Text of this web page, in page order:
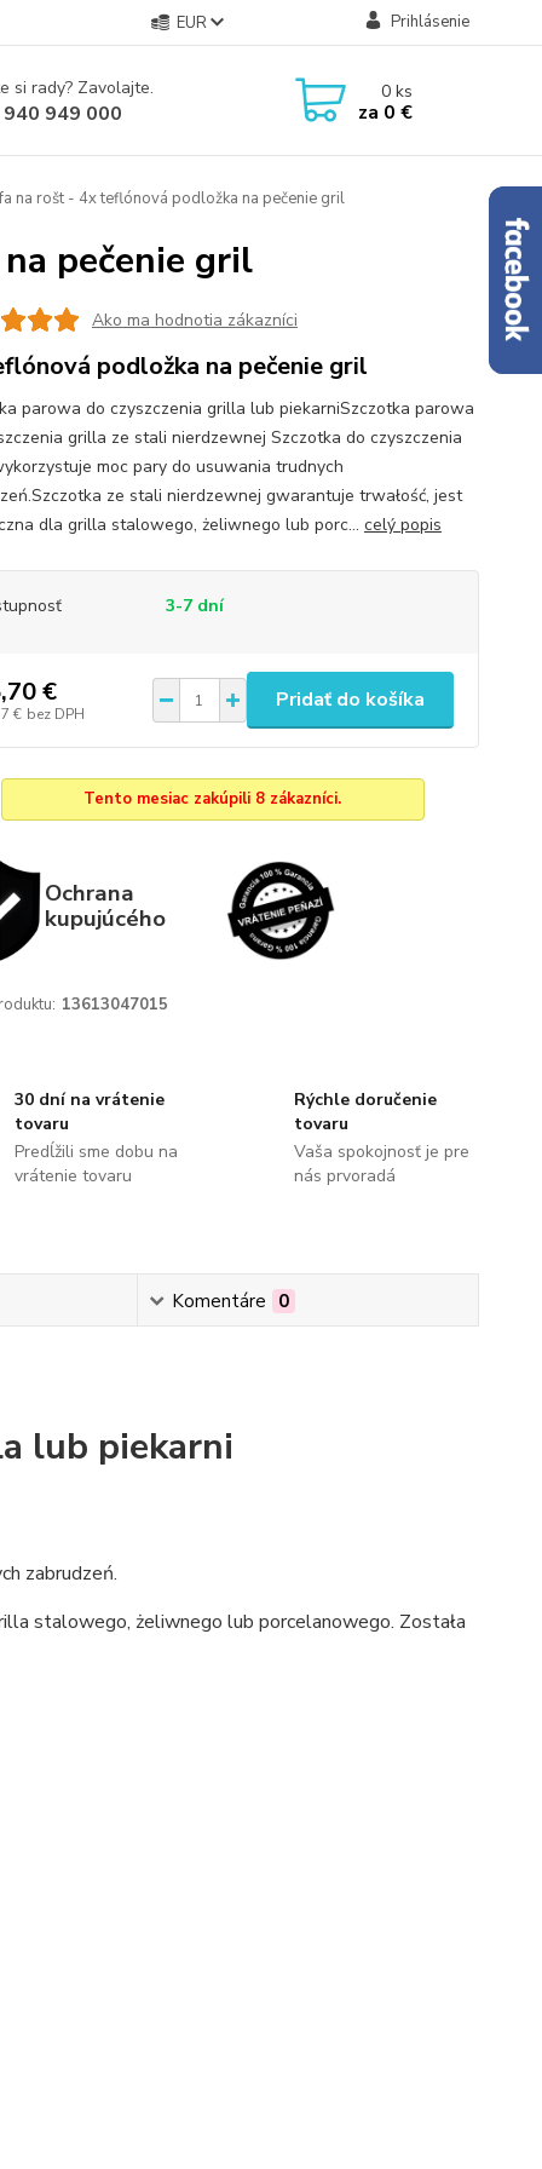
EUR Prihlásenie
si rady? Zavolajte.
949 000
0ks
za 0 €
na rošt - 4x teflónová podložka na pečenie gril
pečenie gril
Ako ma hodnotia zákazníci
podložka na pečenie gril
parowa do czyszczenia grilla lub piekarniSzczotka parowa
grilla ze stali nierdzewnej Szczotka do czyszczenia
moc pary do usuwania trudnych
ze stali nierdzewnej gwarantuje trwałość, jest
dla grilla stalowego, żeliwnego lub porc... celý popis
3-7 dní
€
€ bez DPH
Pridať do košíka
Tento mesiac zakúpili 8 zákazníci.
Ochrana
kupujúcého
13613047015
30 dní na vrátenie
tovaru
Predĺžili sme dobu na
vrátenie tovaru
Rýchle doručenie
tovaru
Vaša spokojnosť je pre
nás prvoradá
Komentáre 0
lub piekarni
zabrudzeń.
stalowego, żeliwnego lub porcelanowego. Została